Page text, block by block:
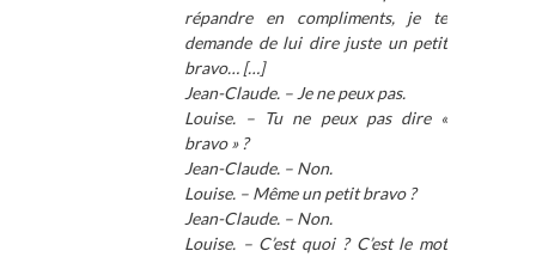
répandre en compliments, je te
demande de lui dire juste un petit
bravo… […]
Jean-Claude. – Je ne peux pas.
Louise. – Tu ne peux pas dire «
bravo » ?
Jean-Claude. – Non.
Louise. – Même un petit bravo ?
Jean-Claude. – Non.
Louise. – C’est quoi ? C’est le mot